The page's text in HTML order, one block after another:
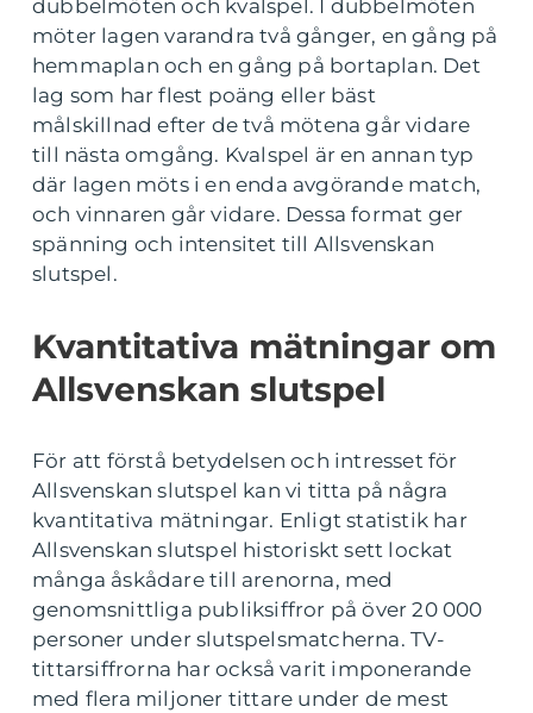
dubbelmöten och kvalspel. I dubbelmöten
möter lagen varandra två gånger, en gång på
hemmaplan och en gång på bortaplan. Det
lag som har flest poäng eller bäst
målskillnad efter de två mötena går vidare
till nästa omgång. Kvalspel är en annan typ
där lagen möts i en enda avgörande match,
och vinnaren går vidare. Dessa format ger
spänning och intensitet till Allsvenskan
slutspel.
Kvantitativa mätningar om
Allsvenskan slutspel
För att förstå betydelsen och intresset för
Allsvenskan slutspel kan vi titta på några
kvantitativa mätningar. Enligt statistik har
Allsvenskan slutspel historiskt sett lockat
många åskådare till arenorna, med
genomsnittliga publiksiffror på över 20 000
personer under slutspelsmatcherna. TV-
tittarsiffrorna har också varit imponerande
med flera miljoner tittare under de mest